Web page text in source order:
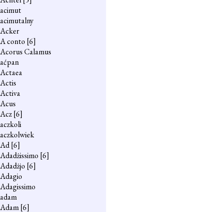
acimut
acimutalny
Acker
A conto [6]
Acorus Calamus
aćpan
Actaea
Actis
Activa
Acus
Acz[6]
aczkoli
aczkolwiek
Ad[6]
Adadżissimo [6]
Adadżjo [6]
Adagio
Adagissimo
adam
Adam[6]